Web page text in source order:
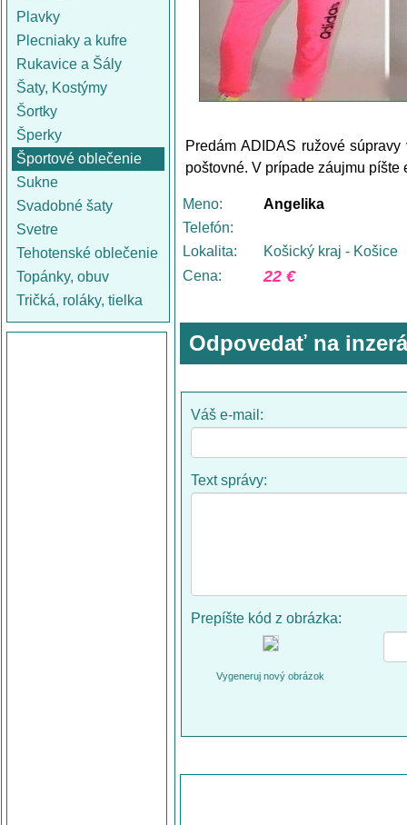
Plavky
Plecniaky a kufre
Rukavice a Šály
Šaty, Kostýmy
Šortky
Šperky
Športové oblečenie
Sukne
Svadobné šaty
Svetre
Tehotenské oblečenie
Topánky, obuv
Tričká, roláky, tielka
Predám ADIDAS ružové
poštovné. V prípade záujmu
Meno:
Angelika
Telefón:
Lokalita:
Košický kraj - Košice
Cena:
22 €
Odpovedať na
Váš e-mail:
Text správy:
Prepíšte kód z obrázka:
Vygeneruj nový obrázok